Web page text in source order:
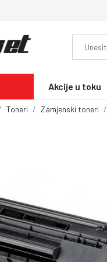
Akcije u toku
Toneri Zamjenski toneri